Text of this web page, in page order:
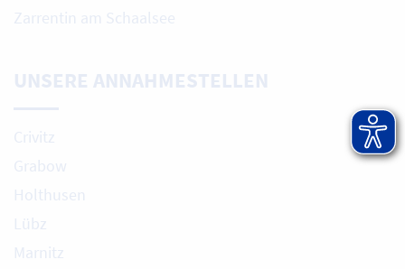
Zarrentin am Schaalsee
UNSERE ANNAHMESTELLEN
Crivitz
Grabow
Holthusen
Lübz
Marnitz